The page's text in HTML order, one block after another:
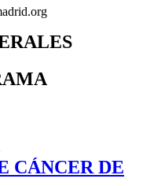
CÁNCER DE